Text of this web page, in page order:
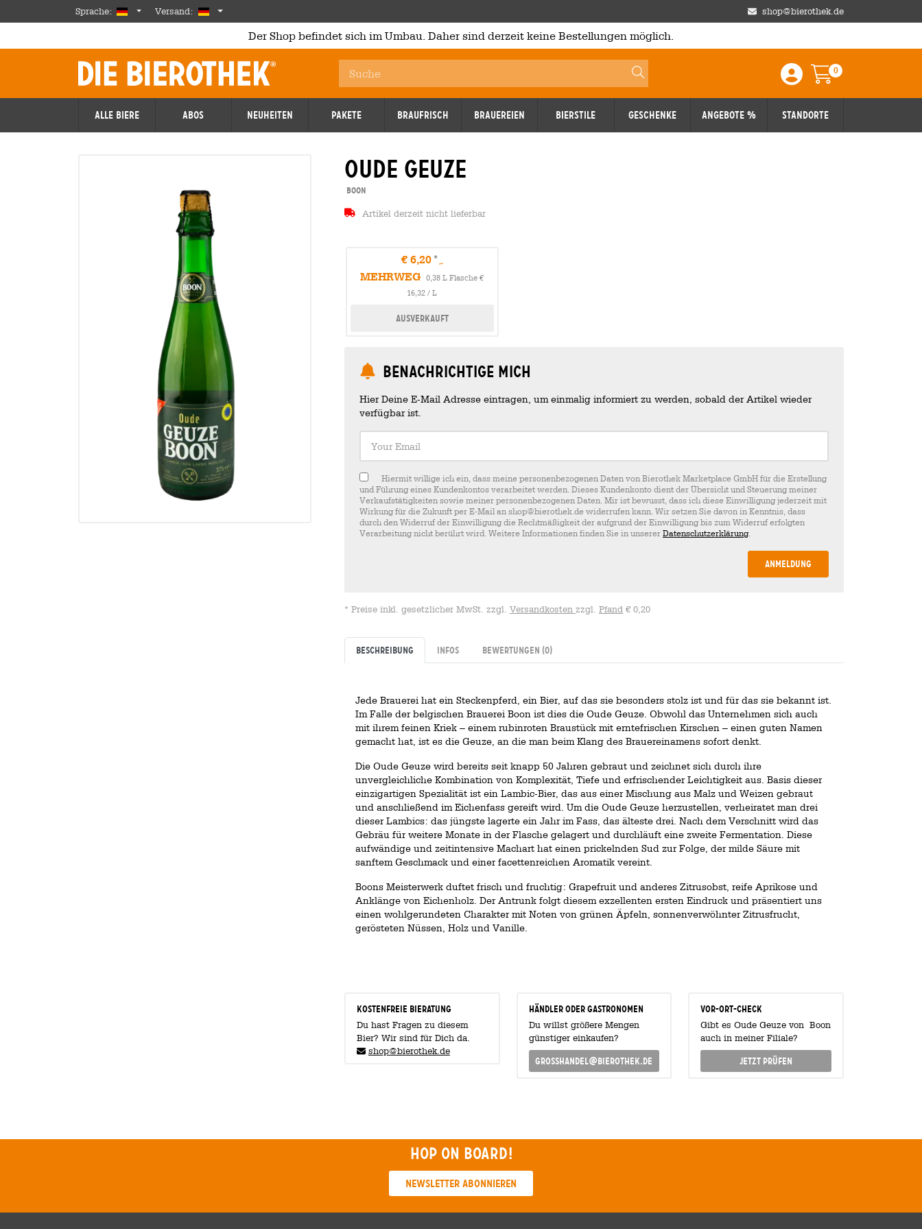
Skip to main contentSprache: GermanVersand: Deutschland shop@bierothek.de
Der Shop befindet sich im Umbau. Daher sind derzeit keine Bestellungen möglich.
Einloggen / Anmelden
Warenkorb
0
Alle Biere Abos Neuheiten Pakete Braufrisch Brauereien Bierstile Geschenke Angebote % Standorte
oude geuze
Boon
Artikel derzeit nicht lieferbar
€ 6,20
MEHRWEG
0,38 L Flasche €
16,32 / L
Ausverkauft
Benachrichtige mich
Hier Deine E-Mail Adresse eintragen, um einmalig informiert zu werden, sobald der Artikel wieder
verfügbar ist.
Hiermit willige ich ein, dass meine personenbezogenen Daten von Bierothek Marketplace GmbH für die Erstellung
und Führung eines Kundenkontos verarbeitet werden. Dieses Kundenkonto dient der Übersicht und Steuerung meiner
Verkaufstätigkeiten sowie meiner personenbezogenen Daten. Mir ist bewusst, dass ich diese Einwilligung jederzeit mit
Wirkung für die Zukunft per E-Mail an shop@bierothek.de widerrufen kann. Wir setzen Sie davon in Kenntnis, dass
durch den Widerruf der Einwilligung die Rechtmäßigkeit der aufgrund der Einwilligung bis zum Widerruf erfolgten
Verarbeitung nicht berührt wird. Weitere Informationen finden Sie in unserer Datenschutzerklärung.
Anmeldung
* Preise inkl. gesetzlicher MwSt. zzgl. Versandkosten zzgl. Pfand € 0,20
Beschreibung Infos Bewertungen (0)
Jede Brauerei hat ein Steckenpferd, ein Bier, auf das sie besonders stolz ist und für das sie bekannt ist.
Im Falle der belgischen Brauerei Boon ist dies die Oude Geuze. Obwohl das Unternehmen sich auch
mit ihrem feinen Kriek – einem rubinroten Braustück mit erntefrischen Kirschen – einen guten Namen
gemacht hat, ist es die Geuze, an die man beim Klang des Brauereinamens sofort denkt.
Die Oude Geuze wird bereits seit knapp 50 Jahren gebraut und zeichnet sich durch ihre
unvergleichliche Kombination von Komplexität, Tiefe und erfrischender Leichtigkeit aus. Basis dieser
einzigartigen Spezialität ist ein Lambic-Bier, das aus einer Mischung aus Malz und Weizen gebraut
und anschließend im Eichenfass gereift wird. Um die Oude Geuze herzustellen, verheiratet man drei
dieser Lambics: das jüngste lagerte ein Jahr im Fass, das älteste drei. Nach dem Verschnitt wird das
Gebräu für weitere Monate in der Flasche gelagert und durchläuft eine zweite Fermentation. Diese
aufwändige und zeitintensive Machart hat einen prickelnden Sud zur Folge, der milde Säure mit
sanftem Geschmack und einer facettenreichen Aromatik vereint.
Boons Meisterwerk duftet frisch und fruchtig: Grapefruit und anderes Zitrusobst, reife Aprikose und
Anklänge von Eichenholz. Der Antrunk folgt diesem exzellenten ersten Eindruck und präsentiert uns
einen wohlgerundeten Charakter mit Noten von grünen Äpfeln, sonnenverwöhnter Zitrusfrucht,
gerösteten Nüssen, Holz und Vanille.
KOSTENFREIE BIERATUNG
Du hast Fragen zu diesem
Bier? Wir sind für Dich da.
shop@bierothek.de
Händler oder Gastronomen
Du willst größere Mengen
günstiger einkaufen?
grosshandel@bierothek.de
Vor-Ort-Check
Gibt es Oude Geuze von Boon
auch in meiner Filiale?
Jetzt prüfen
Hop on board!
Newsletter abonnieren